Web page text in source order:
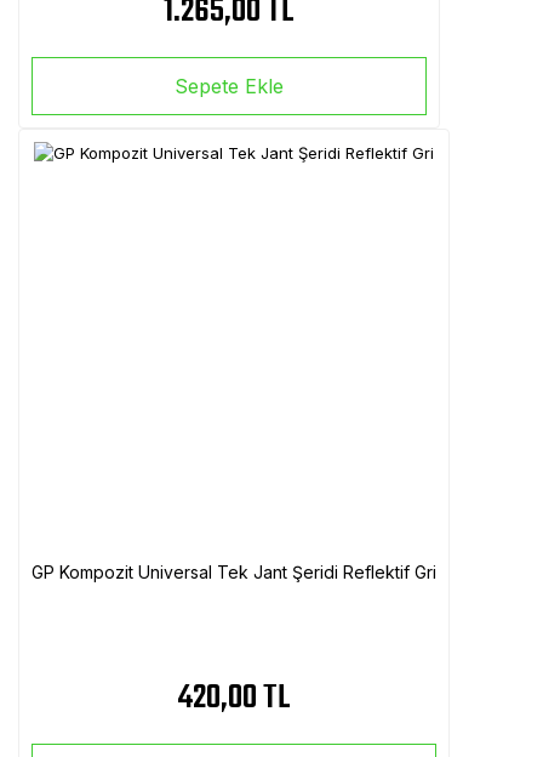
1.265,00 TL
Sepete Ekle
GP Kompozit Universal Tek Jant Şeridi Reflektif Gri
420,00 TL